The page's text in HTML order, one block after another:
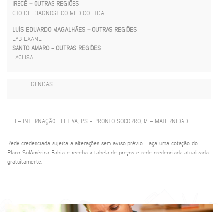
IRECÊ – OUTRAS REGIÕES
CTO DE DIAGNOSTICO MEDICO LTDA
LUÍS EDUARDO MAGALHÃES – OUTRAS REGIÕES
LAB EXAME
SANTO AMARO – OUTRAS REGIÕES
LACLISA
LEGENDAS
H – INTERNAÇÃO ELETIVA, PS – PRONTO SOCORRO, M – MATERNIDADE
Rede credenciada sujeita a alterações sem aviso prévio. Faça uma cotação do
Plano SulAmérica Bahia e receba a tabela de preços e rede credenciada atualizada
gratuitamente.